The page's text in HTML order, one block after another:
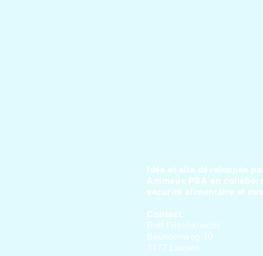
Idée et site développés
Animaux PSA en
sécurité alimentaire et
Contact:
Rolf Frischknecht
Beundenweg 10
3177 Laupen